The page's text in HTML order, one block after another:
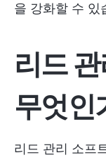
을 강화할 수 있
리드
무엇인
리드 관리 소프